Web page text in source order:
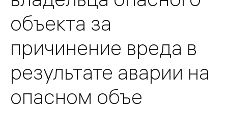
объекта за
причинение вреда в
результате аварии на
опасном объе